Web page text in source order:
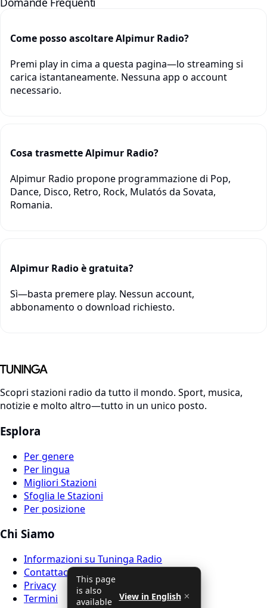
Come posso ascoltare Alpimur Radio?
Premi play in cima a questa pagina—lo streaming si
carica istantaneamente. Nessuna app o account
necessario.
Cosa trasmette Alpimur Radio?
Alpimur Radio propone programmazione di Pop,
Dance, Disco, Retro, Rock, Mulatós da Sovata,
Romania.
Alpimur Radio è gratuita?
Sì—basta premere play. Nessun account,
abbonamento o download richiesto.
Scopri stazioni radio da tutto il mondo. Sport, musica,
notizie e molto altro—tutto in un unico posto.
Esplora
Per genere
Per lingua
Migliori Stazioni
Sfoglia le Stazioni
Per posizione
Chi Siamo
Informazioni su Tuninga Radio
Contattaci
Privacy
Termini
This page
is also
available
View in English ✕